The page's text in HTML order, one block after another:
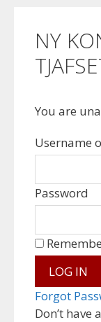
NY
You are
Username
Password
Don’t have
Forgot